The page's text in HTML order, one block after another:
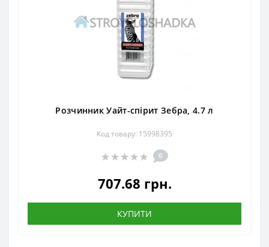
Розчинник Уайт-спірит Зебра, 4.7 л
Код товару: 15998395
0
707.68 грн.
КУПИТИ